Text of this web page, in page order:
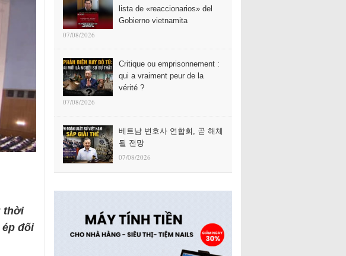
thời
đối
lista de «reaccionarios» del
Gobierno vietnamita
07/08/2026
Critique ou emprisonnement :
qui a vraiment peur de la
vérité ?
07/08/2026
베트남 변호사 연합회, 곧 해체
될 전망
07/08/2026